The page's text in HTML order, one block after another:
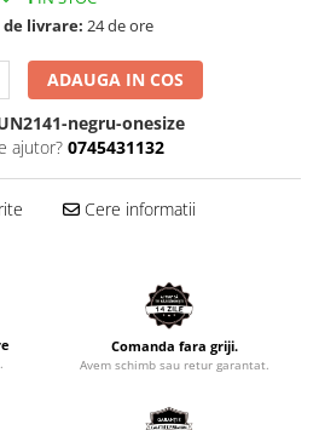
livrare: 24 de ore
ADAUGA IN COS
negru-onesize
ajutor? 0745431132
Cere informatii
Comanda fara griji.
Avem schimb sau retur garantat.